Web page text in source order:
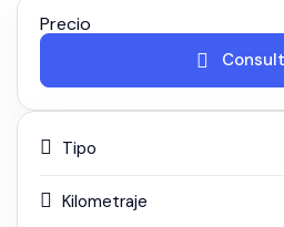
Precio
Tipo
Kilometraje